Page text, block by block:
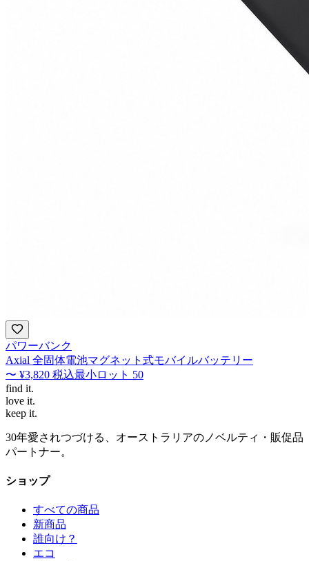
パワーバンク
Axial 全固体電池マグネット式モバイルバッテリー
〜 ¥3,820 税込最小ロット 50
find it.
love it.
keep it.
30年愛されつづける、オーストラリアのノベルティ・販促品
パートナー。
ショップ
すべての商品
新商品
誰向け？
エコ